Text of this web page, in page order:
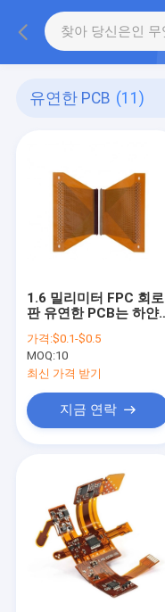
유연한 PCB (11)
1.6 밀리미터 FPC 회로
판 유연한 PCB는 하얀
다
가격:$0.1-$0.5
MOQ:10
최신 가격 받기
지금 연락